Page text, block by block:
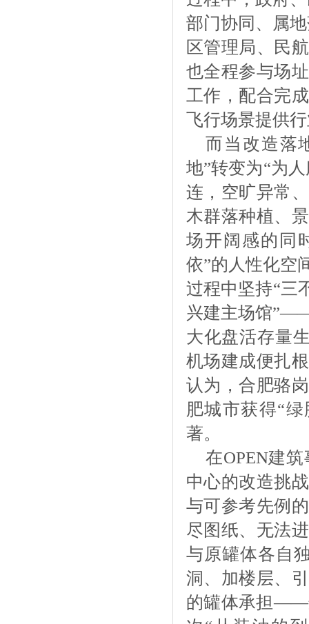
部门协同、属
区管理局、民
也全程参与场
工作，配合完
飞行场景提供
而当改造落
地”转变为“为
连，空旷异常
木群落种植、
场开阔感的同
依”的人性化空
过程中坚持“三
兴建主场馆
大化盘活存量
机场建成便扎
认为，合肥骆
肥城市获得“
著。
在OPEN建
中心的改造挑
与可参考先例
尽图纸、无法
与原罐体各自
洞、加楼层、
的罐体承担——